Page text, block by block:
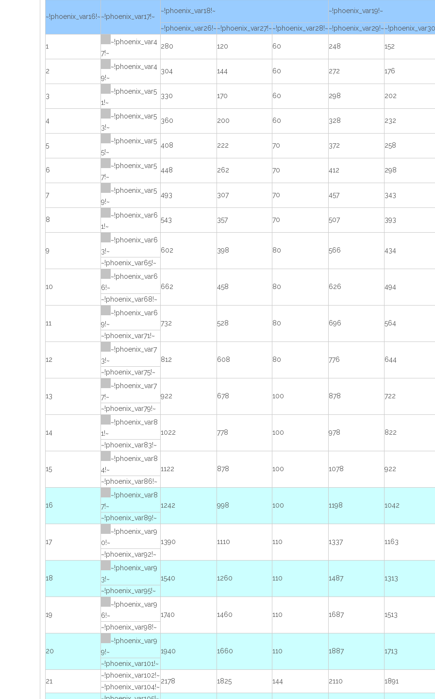
~!phoenix_var16!~~!phoenix_var17!~
~!phoenix_var18!~ ~!phoenix_var19!~
~!phoenix_var26!~~!phoenix_var27!~~!phoenix_var28!~~!phoenix_var29!~
1
~!phoenix_var4
7!~
280 120 60 248 152
2
~!phoenix_var4
9!~
304 144 60 272 176
3
~!phoenix_var5
1!~
330 170 60 298 202
4
~!phoenix_var5
3!~
360 200 60 328 232
5
~!phoenix_var5
5!~
408 222 70 372 258
6
~!phoenix_var5
7!~
448 262 70 412 298
7
~!phoenix_var5
9!~
493 307 70 457 343
8
~!phoenix_var6
1!~
543 357 70 507 393
9
~!phoenix_var6
3!~
602 398 80 566 434
~!phoenix_var65!~
10
~!phoenix_var6
6!~
662 458 80 626 494
~!phoenix_var68!~
11
~!phoenix_var6
9!~
732 528 80 696 564
~!phoenix_var71!~
12
~!phoenix_var7
3!~
812 608 80 776 644
~!phoenix_var75!~
13
~!phoenix_var7
7!~
922 678 100 878 722
~!phoenix_var79!~
14
~!phoenix_var8
1!~
1022 778 100 978 822
~!phoenix_var83!~
15
~!phoenix_var8
4!~
1122 878 100 1078 922
~!phoenix_var86!~
16
~!phoenix_var8
7!~
1242 998 100 1198 1042
~!phoenix_var89!~
17
~!phoenix_var9
0!~
1390 1110 110 1337 1163
~!phoenix_var92!~
18
~!phoenix_var9
3!~
1540 1260 110 1487 1313
~!phoenix_var95!~
19
~!phoenix_var9
6!~
1740 1460 110 1687 1513
~!phoenix_var98!~
20
~!phoenix_var9
9!~
1940 1660 110 1887 1713
~!phoenix_var101!~
21
~!phoenix_var102!~
2178 1825 144 2110 1891
~!phoenix_var104!~